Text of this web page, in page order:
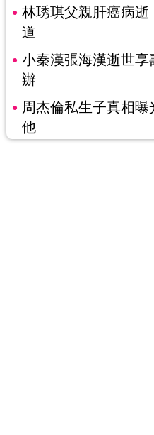
林琇琪父親肝癌病
道
小秦漢張海漢逝世
辦
周杰倫私生子真相
他